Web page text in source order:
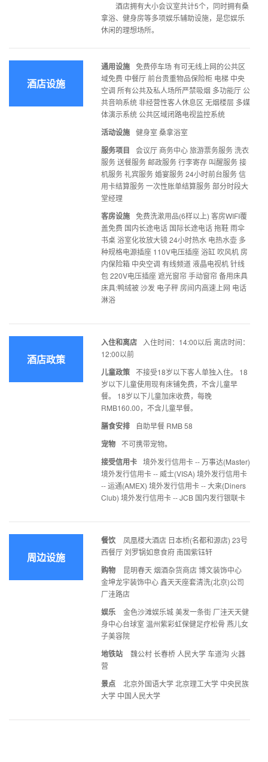
酒店拥有大小会议室共计5个，同时拥有桑
拿浴、健身房等多项娱乐辅助设施，是您娱乐
休闲的理想场所。
酒店设施
通用设施 免费停车场 有可无线上网的公共区
域免费 中餐厅 前台贵重物品保险柜 电梯 中央
空调 所有公共及私人场所严禁吸烟 多功能厅 公
共音响系统 非经营性客人休息区 无烟楼层 多媒
体演示系统 公共区域闭路电视监控系统
活动设施 健身室 桑拿浴室
服务项目
会议厅 商务中心 旅游票务服务 洗衣
服务 送餐服务 邮政服务 行李寄存 叫醒服务 接
机服务 礼宾服务 婚宴服务 24小时前台服务 信
用卡结算服务 一次性账单结算服务 部分时段大
堂经理
客房设施 免费洗漱用品(6样以上) 客房WIFI覆
盖免费 国内长途电话 国际长途电话 拖鞋 雨伞
书桌 浴室化妆放大镜 24小时热水 电热水壶 多
种规格电源插座 110V电压插座 浴缸 吹风机 房
内保险箱 中央空调 有线频道 液晶电视机 针线
包 220V电压插座 遮光窗帘 手动窗帘 备用床具
床具:鸭绒被 沙发 电子秤 房间内高速上网 电话
淋浴
酒店政策
入住和离店
入住时间：14:00以后 离店时间：
12:00以前
儿童政策 不接受18岁以下客人单独入住。 18
岁以下儿童使用现有床铺免费，不含儿童早
餐。 18岁以下儿童加床收费，每晚
RMB160.00，不含儿童早餐。
膳食安排 自助早餐 RMB 58
宠物 不可携带宠物。
接受信用卡 境外发行信用卡 -- 万事达(Master)
境外发行信用卡 -- 威士(VISA) 境外发行信用卡
-- 运通(AMEX) 境外发行信用卡 -- 大来(Diners
Club) 境外发行信用卡 -- JCB 国内发行银联卡
周边设施
餐饮
凤凰楼大酒店 日本桥(名都和源店) 23号
西餐厅 刘罗锅如意食府 南国紫钰轩
购物
昆明春天 烟酒杂货商店 博文装饰中心
金坤龙宇装饰中心 鑫天天座套清洗(北京)公司
厂洼路店
娱乐
金色沙滩娱乐城 美发一条街 厂洼天天健
身中心台球室 温州紫彩虹保健足疗松骨 燕儿女
子美容院
地铁站
魏公村 长春桥 人民大学 车道沟 火器
营
景点
北京外国语大学 北京理工大学 中央民族
大学 中国人民大学